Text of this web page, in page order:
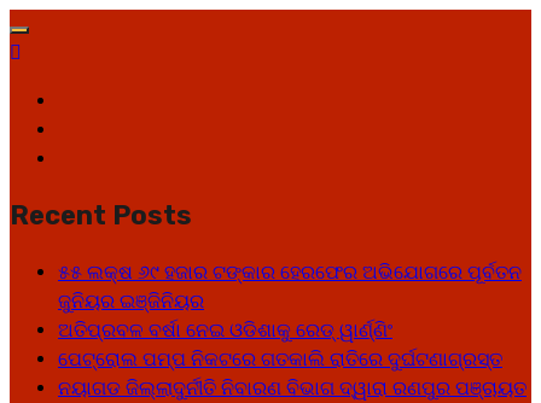
Skip
to
Recent Posts
୫୫ ଲକ୍ଷ ୬୯ ହଜାର ଟଙ୍କାର ହେରଫେର ଅଭିଯୋଗରେ ପୂର୍ବତନ
ଜୁନିୟର ଇଞ୍ଜିନିୟର
ଅତିପ୍ରବଳ ବର୍ଷା ନେଇ ଓଡିଶାକୁ ରେଡ୍ ୱାର୍ଣ୍ଣିଂ
ପେଟ୍ରୋଲ ପମ୍ପ ନିକଟରେ ଗତକାଲି ରାତିରେ ଦୁର୍ଘଟଣାଗ୍ରସ୍ତ
ନୟାଗଡ ଜିଲ୍ଲାଦୁର୍ନୀତି ନିବାରଣ ବିଭାଗ ଦ୍ୱାରା ରଣପୁର ପଞ୍ଚାୟତ